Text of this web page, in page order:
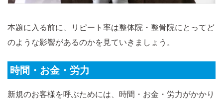
本題に入る前に、リピート率は整体院・整骨院にとってど
のような影響があるのかを見ていきましょう。
時間・お金・労力
新規のお客様を呼ぶためには、時間・お金・労力がかかり